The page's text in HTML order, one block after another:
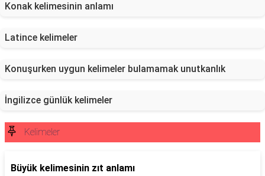
Konak kelimesinin anlamı
Latince kelimeler
Konuşurken uygun kelimeler bulamamak unutkanlık
İngilizce günlük kelimeler
Kelimeler
Büyük kelimesinin zıt anlamı